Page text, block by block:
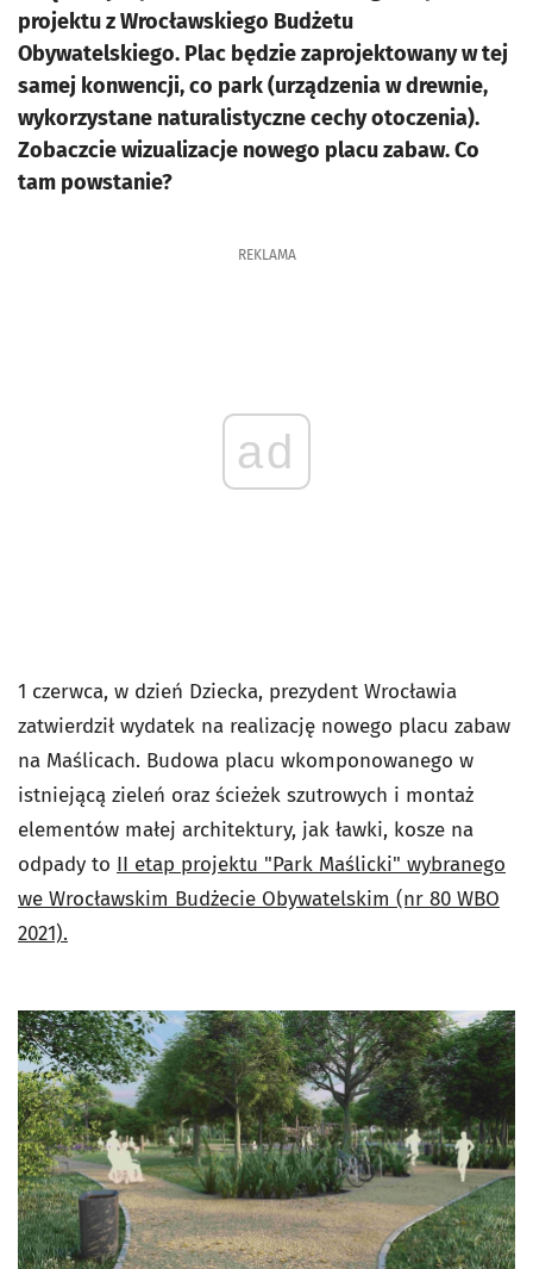
projektu z Wrocławskiego Budżetu
Obywatelskiego. Plac będzie zaprojektowany w tej
samej konwencji, co park (urządzenia w drewnie,
wykorzystane naturalistyczne cechy otoczenia).
Zobaczcie wizualizacje nowego placu zabaw. Co
tam powstanie?
REKLAMA
ad
1 czerwca, w dzień Dziecka, prezydent Wrocławia
zatwierdził wydatek na realizację nowego placu zabaw
na Maślicach. Budowa placu wkomponowanego w
istniejącą zieleń oraz ścieżek szutrowych i montaż
elementów małej architektury, jak ławki, kosze na
odpady to II etap projektu "Park Maślicki" wybranego
we Wrocławskim Budżecie Obywatelskim (nr 80 WBO
2021).